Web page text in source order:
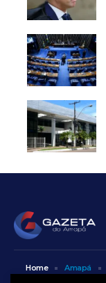
Home Amapá